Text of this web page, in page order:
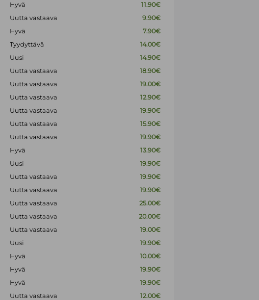
Hyvä
11.90€
Uutta vastaava
9.90€
Hyvä
7.90€
Tyydyttävä
14.00€
Uusi
14.90€
Uutta vastaava
18.90€
Uutta vastaava
19.00€
Uutta vastaava
12.90€
Uutta vastaava
19.90€
Uutta vastaava
15.90€
Uutta vastaava
19.90€
Hyvä
13.90€
Uusi
19.90€
Uutta vastaava
19.90€
Uutta vastaava
19.90€
Uutta vastaava
25.00€
Uutta vastaava
20.00€
Uutta vastaava
19.00€
Uusi
19.90€
Hyvä
10.00€
Hyvä
19.90€
Hyvä
19.90€
Uutta vastaava
12.00€